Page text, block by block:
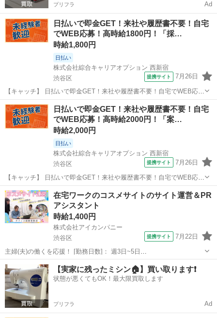
プリフラ Ad
日払いで即金GET！来社や履歴書不要！自宅
でWEB応募！高時給1800円！「採…
時給1,800円
日払い
株式会社綜合キャリアオプション 西新宿
渋谷区
提携サイト 7月26日
【キャッチ】 日払いで即金GET！来社や履歴書不要！自宅でWEB応
募！高時給1800円！「採用に関するサポート」20代～40代のスタッフ
さん中心に大活躍中！ 【コメント】 ＼★☆大人気のオフィスワーク案
件多数☆★／ 大人...
東京 渋谷区 その他
日払いで即金GET！来社や履歴書不要！自宅
でWEB応募！高時給2000円！「案…
時給2,000円
日払い
株式会社綜合キャリアオプション 西新宿
渋谷区
提携サイト 7月26日
【キャッチ】 日払いで即金GET！来社や履歴書不要！自宅でWEB応
募！高時給2000円！「案内」20代～40代のスタッフさん中心に大活躍
中！ 【コメント】 ＼★☆大人気のオフィスワーク案件多数☆★／ 大
人気のオフィスワー...
東京 渋谷区 電話対応
在宅ワークのコスメサイトのサイト運営＆PR
アシスタント
時給1,400円
株式会社アイカンパニー
渋谷区
提携サイト 7月22日
主婦(夫)の働くを応援！ [勤務日数]： 週3日~5日
10:00~15:00/10:00~16:00/10:00~17:00/10:00~18:00/11:00~18:00 月/
火/水/木/金 などから選べます [勤務...
渋谷区 広報
【実家に残ったミシン🏠】買い取ります❗️
状態が悪くてもOK！最大限買取します
プリフラ Ad